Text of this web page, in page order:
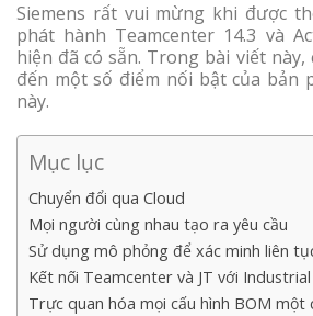
Siemens rất vui mừng khi được
phát hành Teamcenter 14.3 và
hiện đã có sẵn. Trong bài viết này,
đến một số điểm nối bật của bản
này.
Mục lục
Chuyển đổi qua Cloud
Mọi người cùng nhau tạo ra yêu cầu
Sử dụng mô phỏng để xác minh liên
Kết nối Teamcenter và JT với
Trực quan hóa mọi cấu hình BOM một